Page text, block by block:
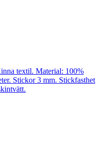
textil. Material: 100%
Stickor 3 mm. Stickfasthet